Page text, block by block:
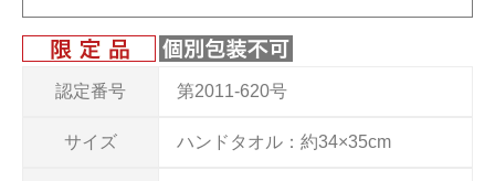
認定番号 第2011-620号
サイズ ハンドタオル：約34×35cm